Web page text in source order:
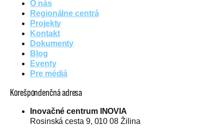
O nás
Regionálne centrá
Projekty
Kontakt
Dokumenty
Blog
Eventy
Pre médiá
Korešpondenčná adresa
Inovačné centrum INOVIA
Rosinská cesta 9, 010 08 Žilina